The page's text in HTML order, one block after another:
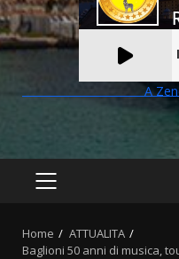
A
PRIMARY
Home
ATTUALITA
Baglioni 50 anni di musica,